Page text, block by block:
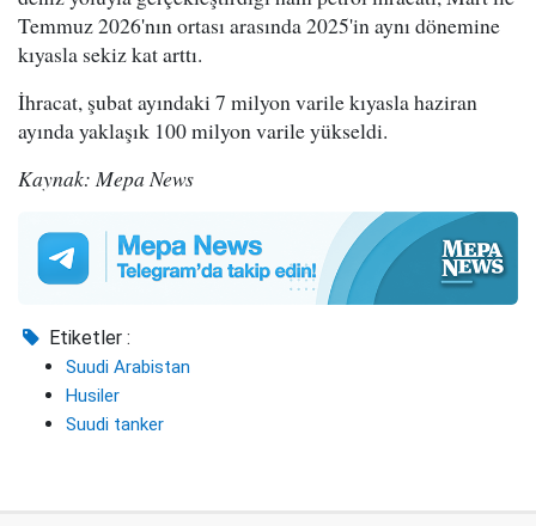
Temmuz 2026'nın ortası arasında 2025'in aynı dönemine
kıyasla sekiz kat arttı.
İhracat, şubat ayındaki 7 milyon varile kıyasla haziran
ayında yaklaşık 100 milyon varile yükseldi.
Kaynak: Mepa News
Etiketler :
Suudi Arabistan
Husiler
Suudi tanker